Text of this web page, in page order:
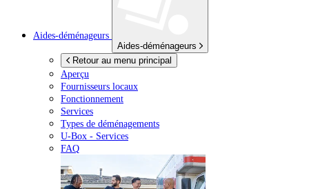
Aides-déménageurs
Aides-déménageurs
Retour au menu principal
Aperçu
Fournisseurs locaux
Fonctionnement
Services
Types de déménagements
U-Box - Services
FAQ